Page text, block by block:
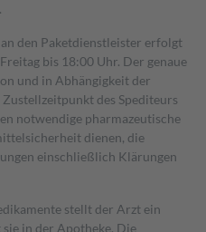
den Paketdienstleister erfolgt
bis 18:00 Uhr. Der genaue
und in Abhängigkeit der
des Spediteurs
notwendige pharmazeutische
dienen, die
einschließlich Klärungen
stellt der Arzt ein
in der Apotheke. Die